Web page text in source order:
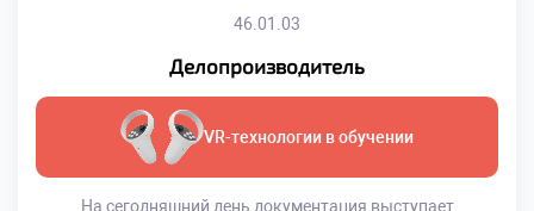
46.01.03
Делопроизводитель
VR-технологии в обучении
На сегодняшний день документация выступает